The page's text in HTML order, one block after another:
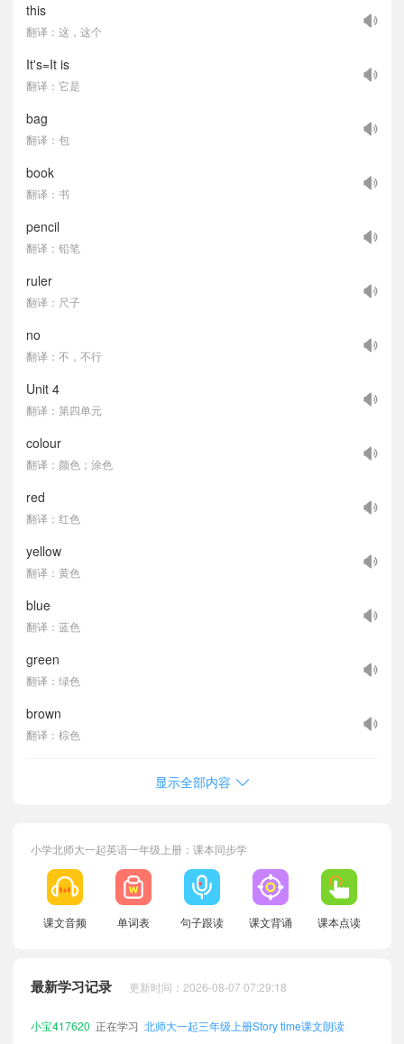
this
翻译：这，这个
It's=It is
翻译：它是
bag
翻译：包
book
翻译：书
pencil
翻译：铅笔
ruler
翻译：尺子
no
翻译：不，不行
Unit 4
翻译：第四单元
colour
翻译：颜色；涂色
red
翻译：红色
yellow
翻译：黄色
blue
翻译：蓝色
green
翻译：绿色
brown
翻译：棕色
显示全部内容
小学北师大一起英语一年级上册：课本同步学
课文音频 单词表 句子跟读 课文背诵 课本点读
最新学习记录 更新时间：2026-08-07 07:29:18
小宝718748 正在学习
小宝536670
正在学习
小宝844533
正在学习
北师大一起五年级上册Words in each unit课文朗读
小宝258458
正在学习 北师大一起三年级上册Word list课文朗读
小宝107634 正在学习 北师大一起四年级上册Unit 3 At school课文朗读
小宝417620 正在学习 北师大一起三年级上册Story time课文朗读